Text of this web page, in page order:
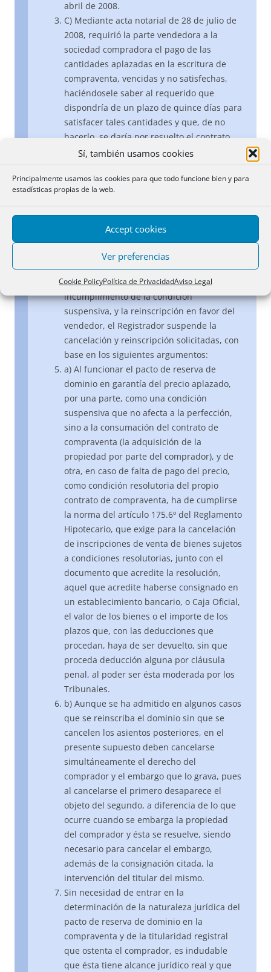
Sí, también usamos cookies
Principalmente usamos las cookies para que todo funcione bien y para
estadísticas propias de la web.
Accept cookies
Ver preferencias
Cookie PolicyPolítica de PrivacidadAviso Legal
abril de 2008.
C) Mediante acta notarial de 28 de julio de
2008, requirió la parte vendedora a la
sociedad compradora el pago de las
cantidades aplazadas en la escritura de
compraventa, vencidas y no satisfechas,
haciéndosele saber al requerido que
dispondría de un plazo de quince días para
satisfacer tales cantidades y que, de no
hacerlo, se daría por resuelto el contrato,
con pérdida por la compradora de las
según lo pactado en dicha escritura– y se
procedería a la cancelación de la
D) Presentado en el Registro de la
Propiedad escrito, acompañado de copia
autorizada de dicha acta notarial, en virtud
de los cuales se solicita la cancelación de la
inscripción de la compraventa, por
incumplimiento de la condición
suspensiva, y la reinscripción en favor del
vendedor, el Registrador suspende la
cancelación y reinscripción solicitadas, con
base en los siguientes argumentos:
a) Al funcionar el pacto de reserva de
dominio en garantía del precio aplazado,
por una parte, como una condición
suspensiva que no afecta a la perfección,
sino a la consumación del contrato de
compraventa (la adquisición de la
propiedad por parte del comprador), y de
otra, en caso de falta de pago del precio,
como condición resolutoria del propio
contrato de compraventa, ha de cumplirse
la norma del artículo 175.6º del Reglamento
Hipotecario, que exige para la cancelación
de inscripciones de venta de bienes sujetos
a condiciones resolutorias, junto con el
documento que acredite la resolución,
aquel que acredite haberse consignado en
un establecimiento bancario, o Caja Oficial,
el valor de los bienes o el importe de los
plazos que, con las deducciones que
procedan, haya de ser devuelto, sin que
proceda deducción alguna por cláusula
penal, al poder ser ésta moderada por los
Tribunales.
b) Aunque se ha admitido en algunos casos
que se reinscriba el dominio sin que se
cancelen los asientos posteriores, en el
presente supuesto deben cancelarse
simultáneamente el derecho del
comprador y el embargo que lo grava, pues
al cancelarse el primero desaparece el
objeto del segundo, a diferencia de lo que
ocurre cuando se embarga la propiedad
del comprador y ésta se resuelve, siendo
necesario para cancelar el embargo,
además de la consignación citada, la
intervención del titular del mismo.
Sin necesidad de entrar en la
determinación de la naturaleza jurídica del
pacto de reserva de dominio en la
compraventa y de la titularidad registral
que ostenta el comprador, es indudable
que ésta tiene alcance jurídico real y que